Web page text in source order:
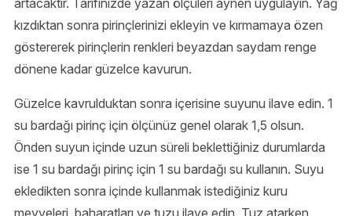
kızdıktan sonra pirinçlerinizi ekleyin ve kırmamaya özen
göstererek pirinçlerin renkleri beyazdan saydam renge
dönene kadar güzelce kavurun.
Güzelce kavrulduktan sonra içerisine suyunu ilave edin. 1
su bardağı pirinç için ölçünüz genel olarak 1,5 olsun.
Önden suyun içinde uzun süreli beklettiğiniz durumlarda
ise 1 su bardağı pirinç için 1 su bardağı su kullanın. Suyu
ekledikten sonra içinde kullanmak istediğiniz kuru
meyveleri, baharatları ve tuzu ilave edin. Tuz atarken